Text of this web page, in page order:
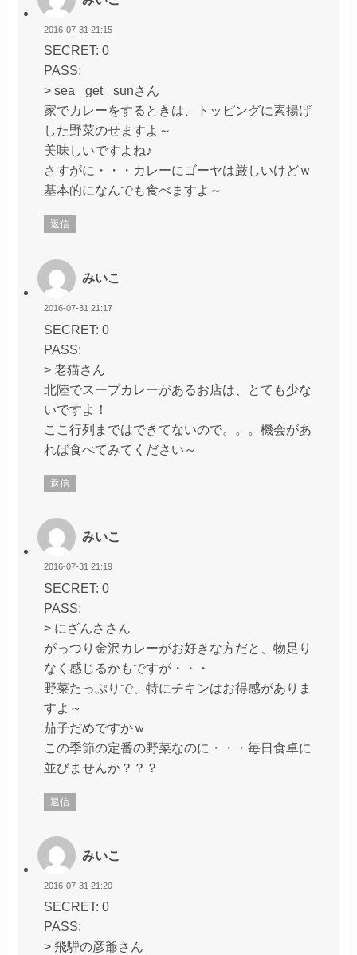
2016-07-31 21:15
SECRET: 0
PASS:
> sea _get _sunさん
家でカレーをするときは、トッピングに素揚げ
した野菜のせますよ～
美味しいですよね♪
さすがに・・・カレーにゴーヤは厳しいけどｗ
基本的になんでも食べますよ～
返信
みいこ
2016-07-31 21:17
SECRET: 0
PASS:
> 老猫さん
北陸でスープカレーがあるお店は、とても少な
いですよ！
ここ行列まではできてないので。。。機会があ
れば食べてみてください～
返信
みいこ
2016-07-31 21:19
SECRET: 0
PASS:
> にざんささん
がっつり金沢カレーがお好きな方だと、物足り
なく感じるかもですが・・・
野菜たっぷりで、特にチキンはお得感がありま
すよ～
茄子だめですかｗ
この季節の定番の野菜なのに・・・毎日食卓に
並びませんか？？？
返信
みいこ
2016-07-31 21:20
SECRET: 0
PASS:
> 飛騨の彦爺さん